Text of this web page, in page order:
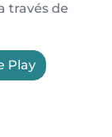
través de
Play